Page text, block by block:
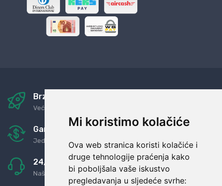
Mi koristimo kolačiće
Ova web stranica koristi kolačiće i
druge tehnologije praćenja kako
bi poboljšala vaše iskustvo
pregledavanja u sljedeće svrhe:
Brza i sigurna dostava
Već za nekoliko dana kod vas
Garancija u povrat novaca
Jednostavno pravilo: Roba za novac
24/7 odlična podrška
Naši agenti uvijek na raspolaganju